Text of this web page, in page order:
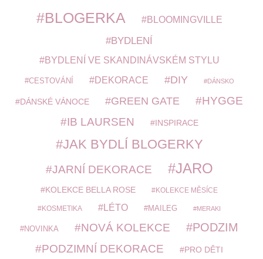
BLOGERKA BLOOMINGVILLE
BYDLENÍ
BYDLENÍ VE SKANDINÁVSKÉM STYLU
CESTOVÁNÍ DEKORACE DIY DÁNSKO
DÁNSKÉ VÁNOCE GREEN GATE HYGGE
IB LAURSEN INSPIRACE
JAK BYDLÍ BLOGERKY
JARNÍ DEKORACE JARO
KOLEKCE BELLA ROSE KOLEKCE MĚSÍCE
KOSMETIKA LÉTO MAILEG MERAKI
NOVINKA NOVÁ KOLEKCE PODZIM
PODZIMNÍ DEKORACE PRO DĚTI